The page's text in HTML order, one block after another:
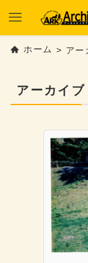
ホーム > アー
アーカイ